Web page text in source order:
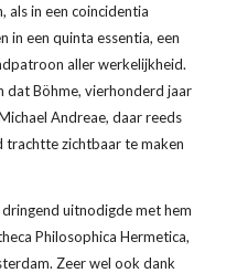
als in een coincidentia
een quinta essentia, een
aller werkelijkheid.
dat Böhme, vierhonderd jaar
Andreae, daar reeds
trachtte zichtbaar te maken
uitnodigde met hem
Philosophica Hermetica,
Zeer wel ook dank